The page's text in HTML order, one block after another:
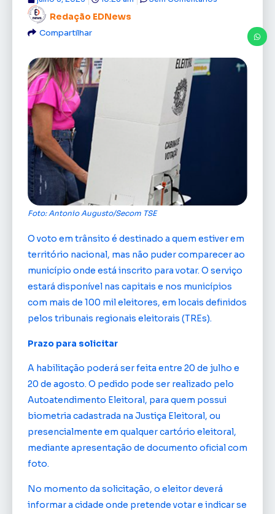
Redação EDNews
Compartilhar
Foto: Antonio Augusto/Secom TSE
O voto em trânsito é destinado a quem estiver em
território nacional, mas não puder comparecer ao
município onde está inscrito para votar. O serviço
estará disponível nas capitais e nos municípios
com mais de 100 mil eleitores, em locais definidos
pelos tribunais regionais eleitorais (TREs).
Prazo para solicitar
A habilitação poderá ser feita entre 20 de julho e
20 de agosto. O pedido pode ser realizado pelo
Autoatendimento Eleitoral, para quem possui
biometria cadastrada na Justiça Eleitoral, ou
presencialmente em qualquer cartório eleitoral,
mediante apresentação de documento oficial com
foto.
No momento da solicitação, o eleitor deverá
informar a cidade onde pretende votar e indicar se